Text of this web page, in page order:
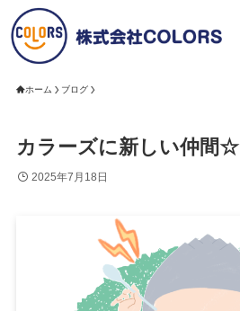
ホーム ブログ
カラーズに新しい仲間☆
2025年7月18日